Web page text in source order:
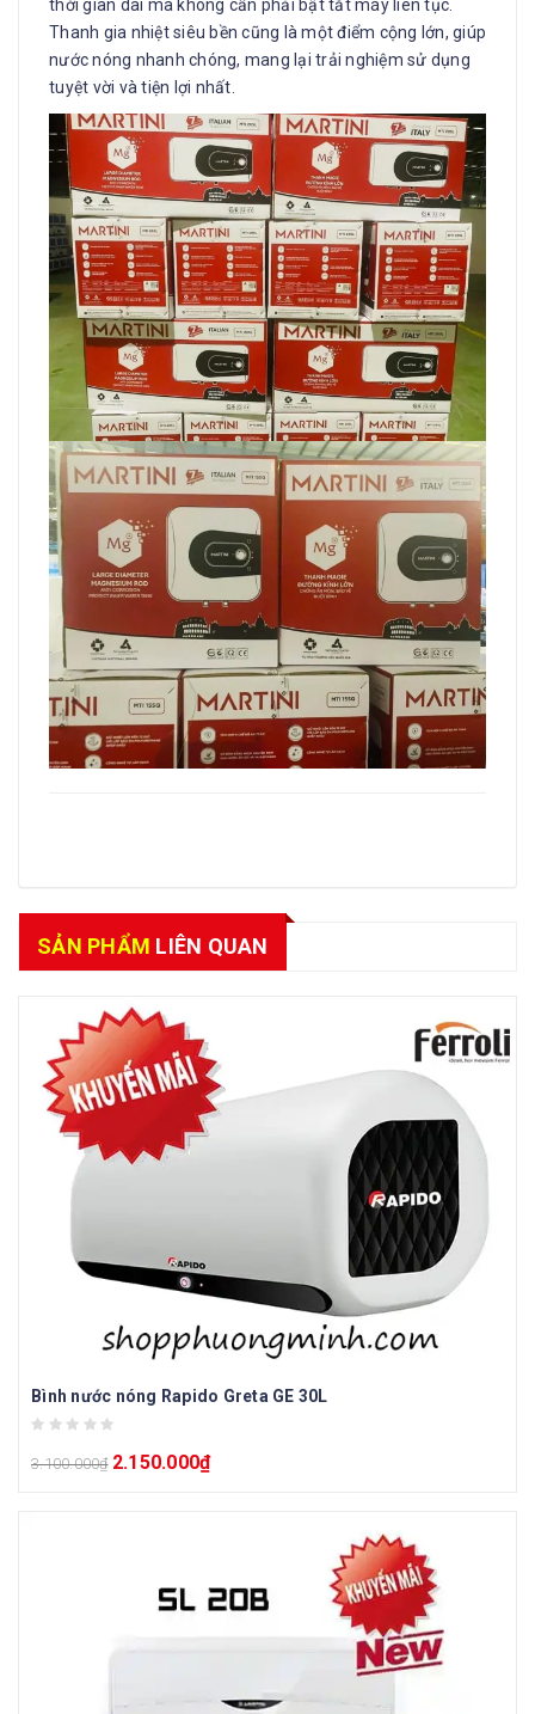
thời gian dài mà không cần phải bật tắt máy liên tục.
Thanh gia nhiệt siêu bền cũng là một điểm cộng lớn, giúp
nước nóng nhanh chóng, mang lại trải nghiệm sử dụng
tuyệt vời và tiện lợi nhất.
SẢN PHẨM LIÊN QUAN
Bình nước nóng Rapido Greta GE 30L
3.100.000₫ 2.150.000₫